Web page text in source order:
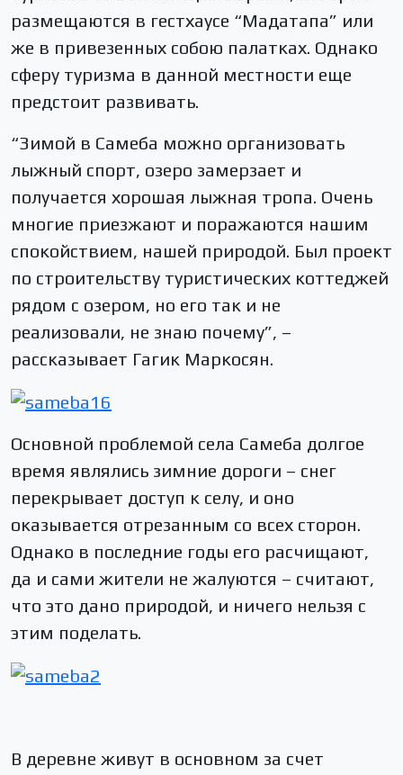
размещаются в гестхаусе “Мадатапа” или
же в привезенных собою палатках. Однако
сферу туризма в данной местности еще
предстоит развивать.
“Зимой в Самеба можно организовать
лыжный спорт, озеро замерзает и
получается хорошая лыжная тропа. Очень
многие приезжают и поражаются нашим
спокойствием, нашей природой. Был проект
по строительству туристических коттеджей
рядом с озером, но его так и не
реализовали, не знаю почему”, –
рассказывает Гагик Маркосян.
Основной проблемой села Самеба долгое
время являлись зимние дороги – снег
перекрывает доступ к селу, и оно
оказывается отрезанным со всех сторон.
Однако в последние годы его расчищают,
да и сами жители не жалуются – считают,
что это дано природой, и ничего нельзя с
этим поделать.
В деревне живут в основном за счет